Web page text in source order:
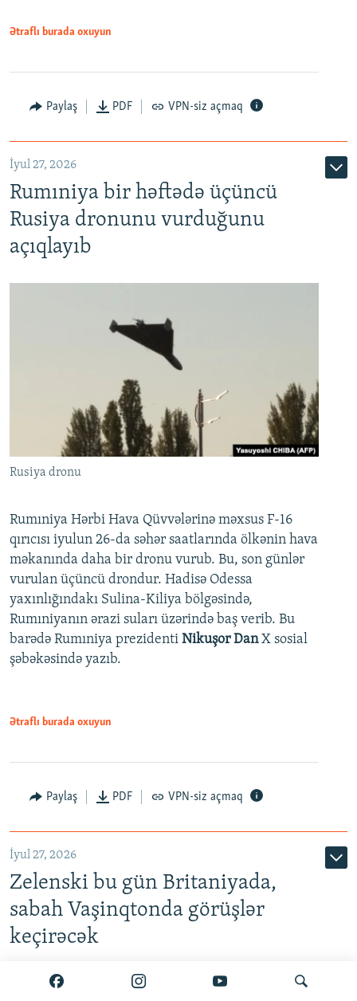
Ətraflı burada oxuyun
Paylaş PDF VPN-siz açmaq
İyul 27, 2026
Rumıniya bir həftədə üçüncü
Rusiya dronunu vurduğunu
açıqlayıb
Rusiya dronu
Rumıniya Hərbi Hava Qüvvələrinə məxsus F-16
qırıcısı iyulun 26-da səhər saatlarında ölkənin hava
məkanında daha bir dronu vurub. Bu, son günlər
vurulan üçüncü drondur. Hadisə Odessa
yaxınlığındakı Sulina-Kiliya bölgəsində,
Rumıniyanın ərazi suları üzərində baş verib. Bu
barədə Rumıniya prezidenti Nikuşor DanX sosial
şəbəkəsində yazıb.
Ətraflı burada oxuyun
Paylaş PDF VPN-siz açmaq
İyul 27, 2026
Zelenski bu gün Britaniyada,
sabah Vaşinqtonda görüşlər
keçirəcək